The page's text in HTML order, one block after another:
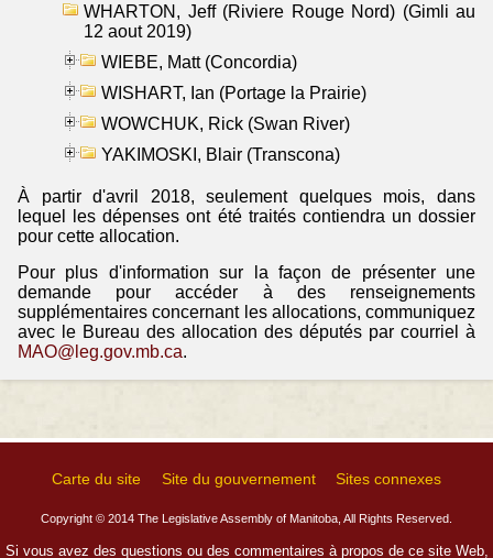
WHARTON, Jeff (Riviere Rouge Nord) (Gimli au
12 aout 2019)
WIEBE, Matt (Concordia)
WISHART, Ian (Portage la Prairie)
WOWCHUK, Rick (Swan River)
YAKIMOSKI, Blair (Transcona)
À partir d'avril 2018, seulement quelques mois, dans
lequel les dépenses ont été traités contiendra un dossier
pour cette allocation.
Pour plus d'information sur la façon de présenter une
demande pour accéder à des renseignements
supplémentaires concernant les allocations, communiquez
avec le Bureau des allocation des députés par courriel à
MAO@leg.gov.mb.ca.
Carte du site Site du gouvernement Sites connexes
Copyright © 2014 The Legislative Assembly of Manitoba, All Rights Reserved.
Si vous avez des questions ou des commentaires à propos de ce site Web,